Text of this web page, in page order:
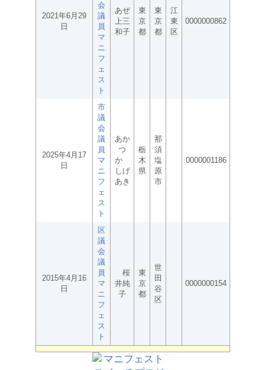
2021年6月29
日
会
議
員
マ
ニ
フ
ェ
ス
ト
あぜ
上三
和子
東
京
都
東
京
都
江
東
区
0000000862
2025年4月17
日
市
議
会
議
員
マ
ニ
フ
ェ
ス
ト
あか
つ
か
しげ
あき
栃
木
県
那
須
塩
原
市
0000001186
2015年4月16
日
区
議
会
議
員
マ
ニ
フ
ェ
ス
ト
桜
井純
子
東
京
都
世
田
谷
区
0000000154